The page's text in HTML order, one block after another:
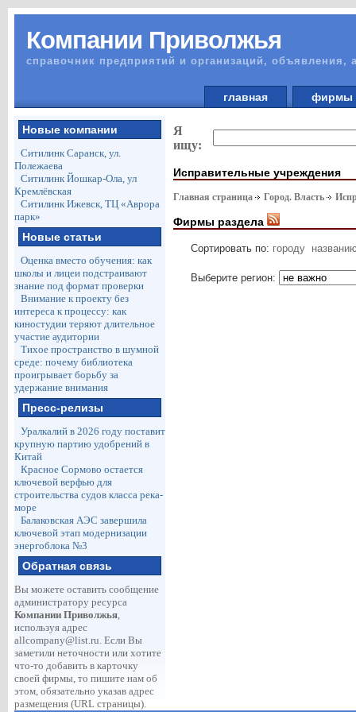
Компании Приволжья
справочник предприятий и организаций, объявления,
главная
Новые компании
Ситилинк Саранск, ул.
Полежаева
Ситилинк Йошкар-Ола, ул
Кремлёвская
Ситилинк Ижевск, ТЦ «Аврора
парк»
Новые статьи
Оценка вместо обучения: как
школы и лицеи подстраивают
знание под формат проверки
Внимание к проекту без
интереса к процессу: как
киностудии теряют длительное
участие аудитории
Тихое пространство в шумной
среде: почему библиотека
проигрывает борьбу за
удержание внимания
Пресс-релизы
Уралкалий в 2026 году поставит
крупную партию удобрений в
Китай
Красное Сормово остается
ключевой верфью для
строительства судов класса река-
море
Балаковская АЭС завершила
ключевой этап модернизации
энергоблока №3
Обратная связь
Вы можете оставить сообщение
администратору ресурса
Компании Приволжья,
используя адрес
allcompany@list.ru. Если Вы
заметили неточности или хотите
что-то добавить в карточку
своей фирмы, то пишите нам об
этом, обязательно указав адрес
размещения (URL страницы).
Я
ищу:
Исправительные учреждения
Главная страница Город. Власть
Фирмы раздела
Сортировать по: городу
Выберите регион: